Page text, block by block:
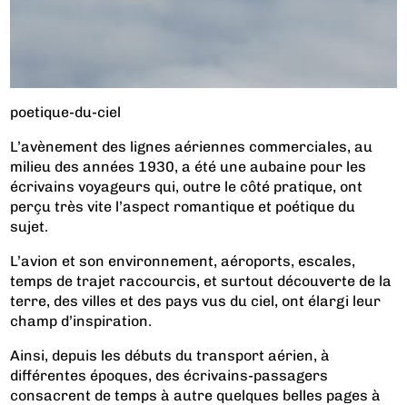
poetique-du-ciel
L’avènement des lignes aériennes commerciales, au
milieu des années 1930, a été une aubaine pour les
écrivains voyageurs qui, outre le côté pratique, ont
perçu très vite l’aspect romantique et poétique du
sujet.
L’avion et son environnement, aéroports, escales,
temps de trajet raccourcis, et surtout découverte de la
terre, des villes et des pays vus du ciel, ont élargi leur
champ d’inspiration.
Ainsi, depuis les débuts du transport aérien, à
différentes époques, des écrivains-passagers
consacrent de temps à autre quelques belles pages à